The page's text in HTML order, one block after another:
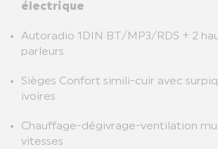
électrique
Autoradio 1DIN BT/MP3/RDS + 2
parleurs
Sièges Confort simili-cuir avec
ivoires
Chauffage-dégivrage-ventilation
vitesses